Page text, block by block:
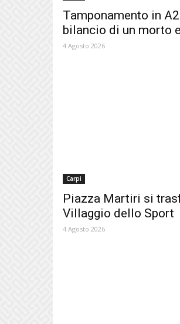
Tamponamento in
bilancio di un morto
4 Agosto 2026
Carpi
Piazza Martiri si
Villaggio dello Sport
4 Agosto 2026